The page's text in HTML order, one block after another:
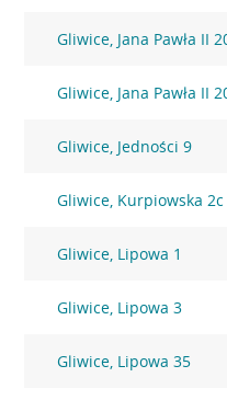
Gliwice, Jana Pawła II
Gliwice, Jana Pawła II
Gliwice, Jedności 9
Gliwice, Kurpiowska 2c
Gliwice, Lipowa 1
Gliwice, Lipowa 3
Gliwice, Lipowa 35